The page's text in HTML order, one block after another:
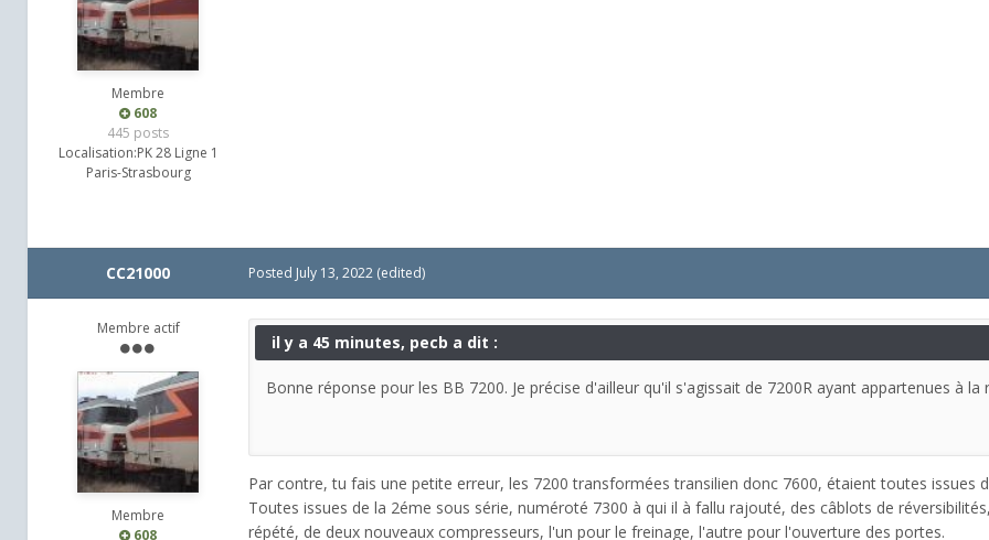
Membre
608
445 posts
Localisation:PK 28 Ligne 1
Paris-Strasbourg
CC21000
Membre actif
Membre
608
Posted July 13, 2022 (edited)
il y a 45 minutes, pecb a dit :
Bonne réponse pour les BB 7200. Je précise d'ailleur qu'il s'agissait de 7200R ayant appartenues à
Par contre, tu fais une petite erreur, les 7200 transformées transilien donc 7600, étaient toutes issues
Toutes issues de la 2éme sous série, numéroté 7300 à qui il à fallu rajouté, des câblots de
répété, de deux nouveaux compresseurs, l'un pour le freinage, l'autre pour l'ouverture des portes.